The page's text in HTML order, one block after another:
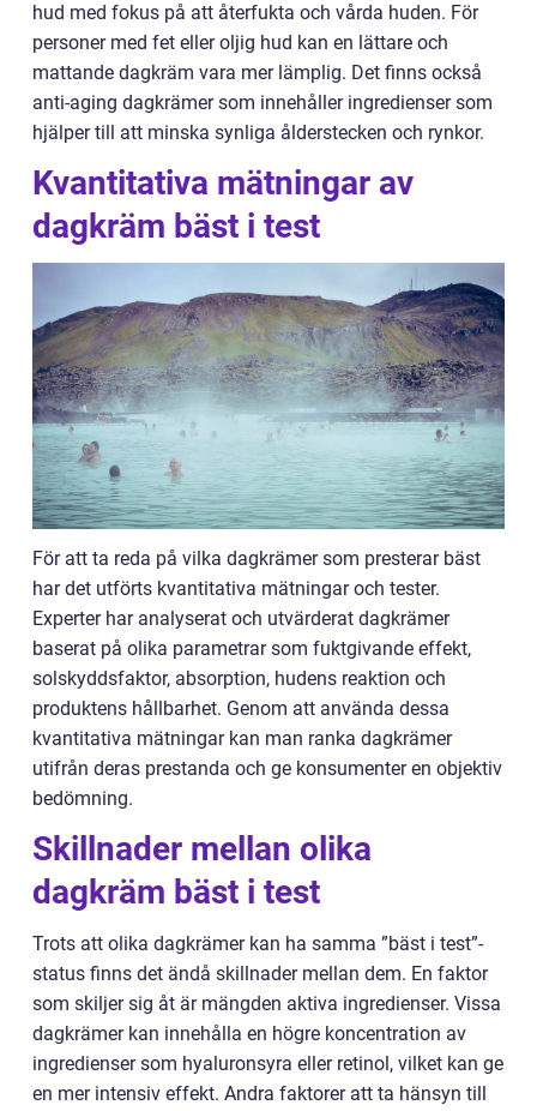
hud med fokus på att återfukta och vårda huden. För
personer med fet eller oljig hud kan en lättare och
mattande dagkräm vara mer lämplig. Det finns också
anti-aging dagkrämer som innehåller ingredienser som
hjälper till att minska synliga ålderstecken och rynkor.
Kvantitativa mätningar av
dagkräm bäst i test
För att ta reda på vilka dagkrämer som presterar bäst
har det utförts kvantitativa mätningar och tester.
Experter har analyserat och utvärderat dagkrämer
baserat på olika parametrar som fuktgivande effekt,
solskyddsfaktor, absorption, hudens reaktion och
produktens hållbarhet. Genom att använda dessa
kvantitativa mätningar kan man ranka dagkrämer
utifrån deras prestanda och ge konsumenter en objektiv
bedömning.
Skillnader mellan olika
dagkräm bäst i test
Trots att olika dagkrämer kan ha samma ”bäst i test”-
status finns det ändå skillnader mellan dem. En faktor
som skiljer sig åt är mängden aktiva ingredienser. Vissa
dagkrämer kan innehålla en högre koncentration av
ingredienser som hyaluronsyra eller retinol, vilket kan ge
en mer intensiv effekt. Andra faktorer att ta hänsyn till